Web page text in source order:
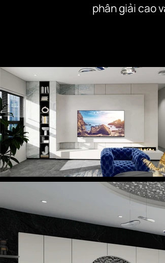
phân giải cao